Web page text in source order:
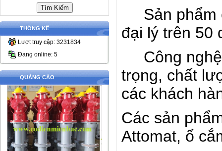
THỐNG KÊ
Lượt truy cập: 3231834
Đang online: 5
QUẢNG CÁO
Sản phẩm
đại lý trên 50
Công nghệ
trọng, chất
các khách
Các sản
Attomat, ổ